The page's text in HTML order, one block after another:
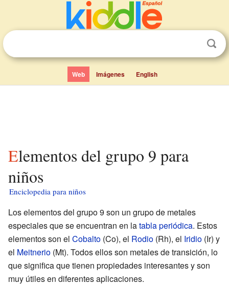
Web Imágenes English
Elementos del grupo 9 para
niños
Enciclopedia para niños
Los elementos del grupo 9 son un grupo de metales
especiales que se encuentran en latabla periódica. Estos
elementos son el Cobalto (Co), el Rodio (Rh), el Iridio (Ir) y
el Meitnerio (Mt). Todos ellos son metales de transición, lo
que significa que tienen propiedades interesantes y son
muy útiles en diferentes aplicaciones.